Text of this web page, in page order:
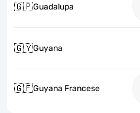
🇬🇵Guadalupa
🇬🇾Guyana
🇬🇫Guyana Francese